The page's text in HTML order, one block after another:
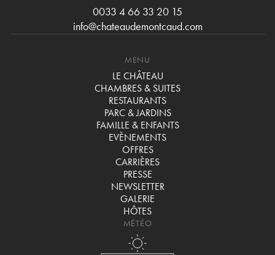
0033 4 66 33 20 15
info@chateaudemontcaud.com
MENU
LE CHÂTEAU
CHAMBRES & SUITES
RESTAURANTS
PARC & JARDINS
FAMILLE & ENFANTS
EVÈNEMENTS
OFFRES
CARRIÈRES
PRESSE
NEWSLETTER
GALERIE
HÔTES
MÉTÉO